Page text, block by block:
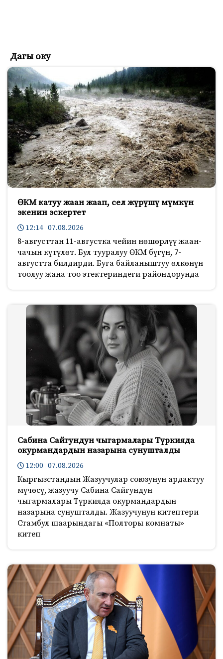
Дагы оку
ӨКМ катуу жаан жаап, сел жүрүшү мүмкүн
экенин эскертет
12:14 07.08.2026
8-августтан 11-августка чейин нөшөрлүү жаан-
чачын күтүлөт. Бул тууралуу ӨКМ бүгүн, 7-
августта билдирди. Буга байланыштуу өлкөнүн
тоолуу жана тоо этектериндеги райондорунда
Сабина Сайгундун чыгармалары Түркияда
окурмандардын назарына сунушталды
12:00 07.08.2026
Кыргызстандын Жазуучулар союзунун ардактуу
мүчөсү, жазуучу Сабина Сайгундун
чыгармалары Түркияда окурмандардын
назарына сунушталды. Жазуучунун китептери
Стамбул шаарындагы «Полторы комнаты»
китеп